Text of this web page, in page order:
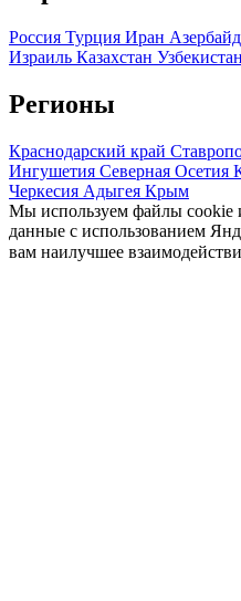
Россия Турция Иран
Израиль Казахстан Узбекистан
Регионы
Краснодарский край
Ингушетия Северная Осетия
Черкесия Адыгея Крым
Мы используем файлы cookie
данные с использованием
вам наилучшее